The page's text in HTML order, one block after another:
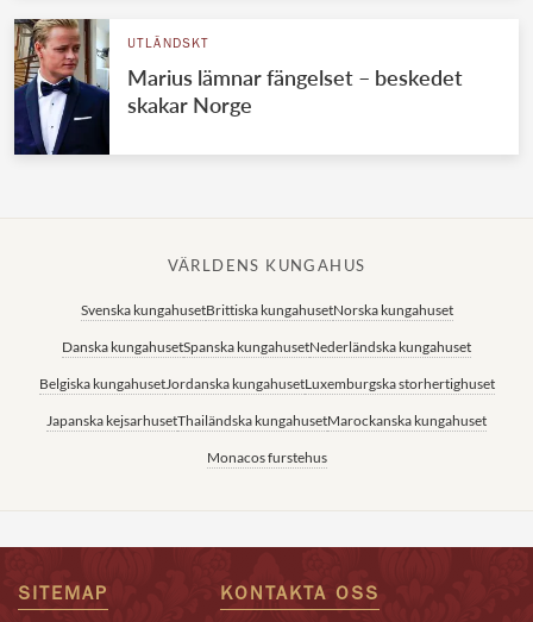
UTLÄNDSKT
Marius lämnar fängelset – beskedet
skakar Norge
VÄRLDENS KUNGAHUS
Svenska kungahusetBrittiska kungahusetNorska kungahuset
Danska kungahusetSpanska kungahusetNederländska kungahuset
Belgiska kungahusetJordanska kungahusetLuxemburgska storhertighuset
Japanska kejsarhusetThailändska kungahusetMarockanska kungahuset
Monacos furstehus
SITEMAP KONTAKTA OSS